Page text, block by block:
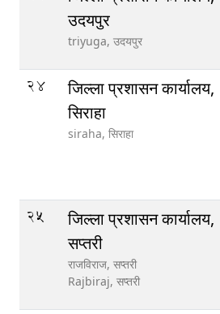
उदयपुर
triyuga, उदयपुर
24
जिल्ला प्रशासन कार्यालय,
सिराहा
siraha, सिराहा
25
जिल्ला प्रशासन कार्यालय,
सप्तरी
राजविराज, सप्तरी
Rajbiraj, सप्तरी